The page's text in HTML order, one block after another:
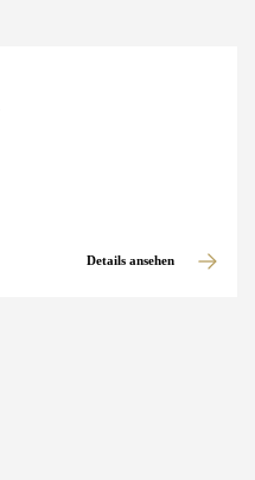
Details ansehen